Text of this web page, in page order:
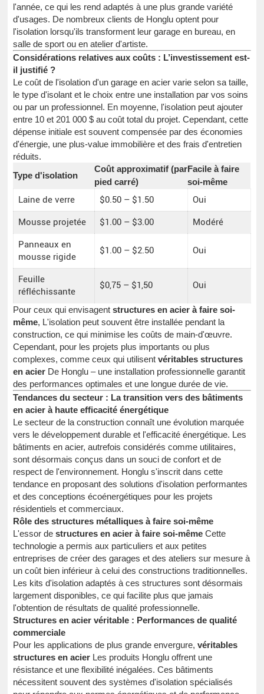
l'année, ce qui les rend adaptés à une plus grande variété
d'usages. De nombreux clients de Honglu optent pour
l'isolation lorsqu'ils transforment leur garage en bureau, en
salle de sport ou en atelier d'artiste.
Considérations relatives aux coûts : L’investissement est-
il justifié ?
Le coût de l'isolation d'un garage en acier varie selon sa taille,
le type d'isolant et le choix entre une installation par vos soins
ou par un professionnel. En moyenne, l'isolation peut ajouter
entre 10 et 201 000 $ au coût total du projet. Cependant, cette
dépense initiale est souvent compensée par des économies
d'énergie, une plus-value immobilière et des frais d'entretien
réduits.
Type d'isolation
Coût approximatif (par
pied carré)
Facile à faire
soi-même
Laine de verre $0.50 – $1.50 Oui
Mousse projetée $1.00 – $3.00 Modéré
Panneaux en
mousse rigide
$1.00 – $2.50 Oui
Feuille
réfléchissante
$0,75 – $1,50 Oui
Pour ceux qui envisagentstructures en acier à faire soi-
même, L'isolation peut souvent être installée pendant la
construction, ce qui minimise les coûts de main-d'œuvre.
Cependant, pour les projets plus importants ou plus
complexes, comme ceux qui utilisentvéritables structures
en acier De Honglu – une installation professionnelle garantit
des performances optimales et une longue durée de vie.
Tendances du secteur : La transition vers des bâtiments
en acier à haute efficacité énergétique
Le secteur de la construction connaît une évolution marquée
vers le développement durable et l'efficacité énergétique. Les
bâtiments en acier, autrefois considérés comme utilitaires,
sont désormais conçus dans un souci de confort et de
respect de l'environnement. Honglu s'inscrit dans cette
tendance en proposant des solutions d'isolation performantes
et des conceptions écoénergétiques pour les projets
résidentiels et commerciaux.
Rôle des structures métalliques à faire soi-même
L'essor destructures en acier à faire soi-même Cette
technologie a permis aux particuliers et aux petites
entreprises de créer des garages et des ateliers sur mesure à
un coût bien inférieur à celui des constructions traditionnelles.
Les kits d'isolation adaptés à ces structures sont désormais
largement disponibles, ce qui facilite plus que jamais
l'obtention de résultats de qualité professionnelle.
Structures en acier véritable : Performances de qualité
commerciale
Pour les applications de plus grande envergure,véritables
structures en acier Les produits Honglu offrent une
résistance et une flexibilité inégalées. Ces bâtiments
nécessitent souvent des systèmes d'isolation spécialisés